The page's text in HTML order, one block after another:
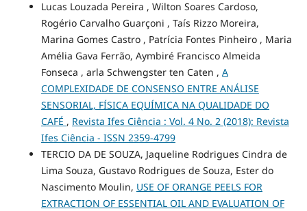
Lucas Louzada Pereira , Wilton Soares Cardoso,
Rogério Carvalho Guarçoni , Taís Rizzo Moreira,
Marina Gomes Castro , Patrícia Fontes Pinheiro , Maria
Amélia Gava Ferrão, Aymbiré Francisco Almeida
Fonseca , arla Schwengster ten Caten , A
COMPLEXIDADE DE CONSENSO ENTRE ANÁLISE
SENSORIAL, FÍSICA EQUÍMICA NA QUALIDADE DO
CAFÉ , Revista Ifes Ciência : Vol. 4 No. 2 (2018): Revista
Ifes Ciência - ISSN 2359-4799
TERCIO DA DE SOUZA, Jaqueline Rodrigues Cindra de
Lima Souza, Gustavo Rodrigues de Souza, Ester do
Nascimento Moulin, USE OF ORANGE PEELS FOR
EXTRACTION OF ESSENTIAL OIL AND EVALUATION OF